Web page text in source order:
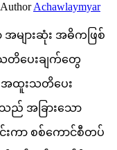
Author Achawlaymyar
များဆုံး အဓိကဖြစ်
တိပေးချက်တွေ
အထူးသတိပေး
ည် အခြားသော
းကာ စစ်ကောင်စီတပ်